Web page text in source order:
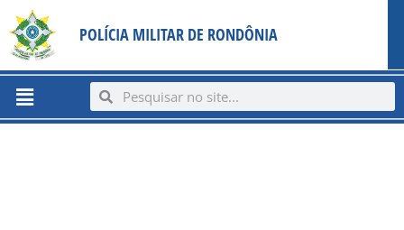
content
para
conteúdo
POLÍCIA MILITAR DE RONDÔNIA
Menu SearchSearch